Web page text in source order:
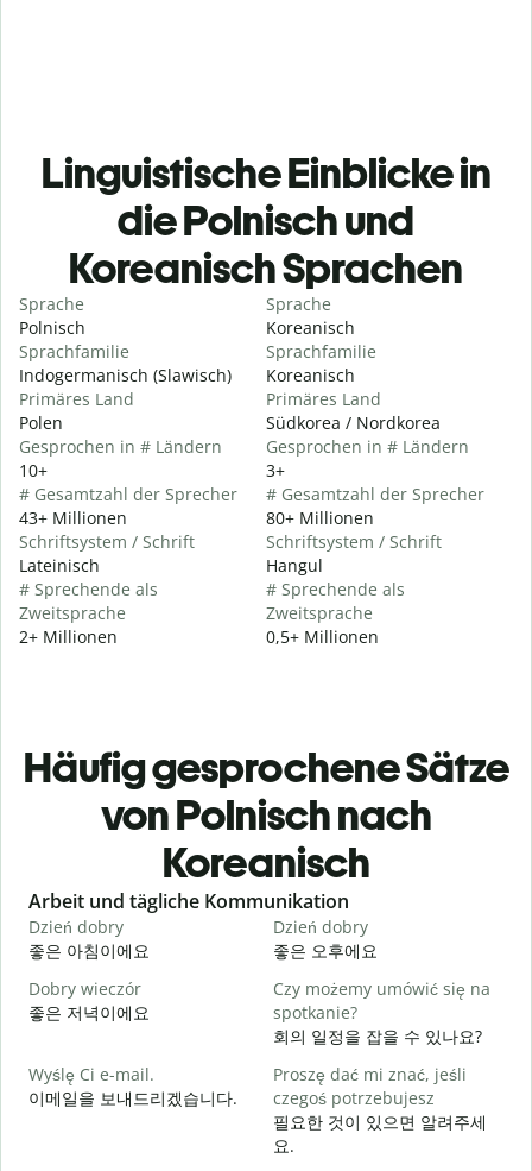
Linguistische Einblicke in
die Polnisch und
Koreanisch Sprachen
Sprache
Polnisch
Sprachfamilie
Indogermanisch (Slawisch)
Primäres Land
Polen
Gesprochen in # Ländern
10+
# Gesamtzahl der Sprecher
43+ Millionen
Schriftsystem / Schrift
Lateinisch
# Sprechende als
Zweitsprache
2+ Millionen
Sprache
Koreanisch
Sprachfamilie
Koreanisch
Primäres Land
Südkorea / Nordkorea
Gesprochen in # Ländern
3+
# Gesamtzahl der Sprecher
80+ Millionen
Schriftsystem / Schrift
Hangul
# Sprechende als
Zweitsprache
0,5+ Millionen
Häufig gesprochene Sätze
von Polnisch nach
Koreanisch
Slide 1 of 6
Arbeit und tägliche Kommunikation
Dzień dobry
좋은 아침이에요
Dzień dobry
좋은 오후에요
Dobry wieczór
좋은 저녁이에요
Czy możemy umówić się na
spotkanie?
회의 일정을 잡을 수 있나요?
Wyślę Ci e-mail.
이메일을 보내드리겠습니다.
Proszę dać mi znać, jeśli
czegoś potrzebujesz
필요한 것이 있으면 알려주세
요.